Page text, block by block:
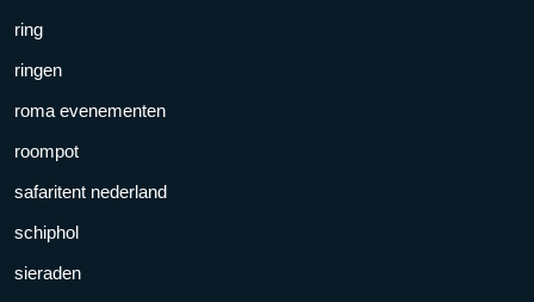
ring
ringen
roma evenementen
roompot
safaritent nederland
schiphol
sieraden